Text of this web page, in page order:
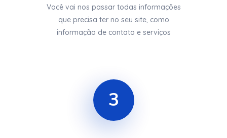
Você vai nos passar todas informações
que precisa ter no seu site, como
informação de contato e serviços
3